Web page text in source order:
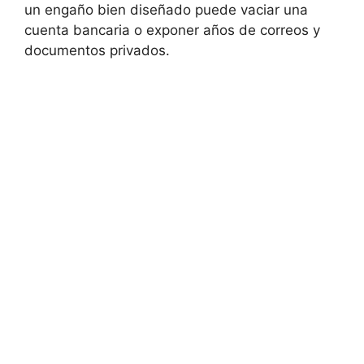
un engaño bien diseñado puede vaciar una
cuenta bancaria o exponer años de correos y
documentos privados.